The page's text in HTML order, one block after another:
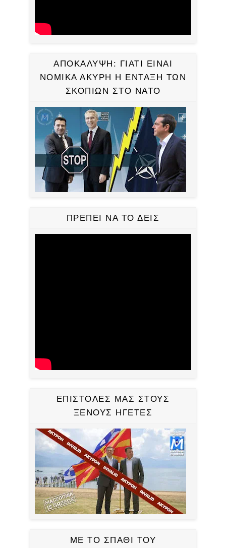
ΑΠΟΚΑΛΥΨΗ: ΓΙΑΤΙ ΕΙΝΑΙ
ΝΟΜΙΚΑ ΑΚΥΡΗ Η ΕΝΤΑΞΗ ΤΩΝ
ΣΚΟΠΙΩΝ ΣΤΟ ΝΑΤΟ
ΠΡΕΠΕΙ ΝΑ ΤΟ ΔΕΙΣ
ΕΠΙΣΤΟΛΕΣ ΜΑΣ ΣΤΟΥΣ
ΞΕΝΟΥΣ ΗΓΕΤΕΣ
ΜΕ ΤΟ ΣΠΑΘΙ ΤΟΥ